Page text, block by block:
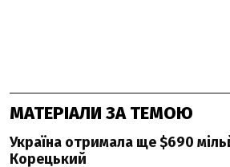
МАТЕРІАЛИ ЗА ТЕМОЮ
Україна отримала ще $690
Корецький